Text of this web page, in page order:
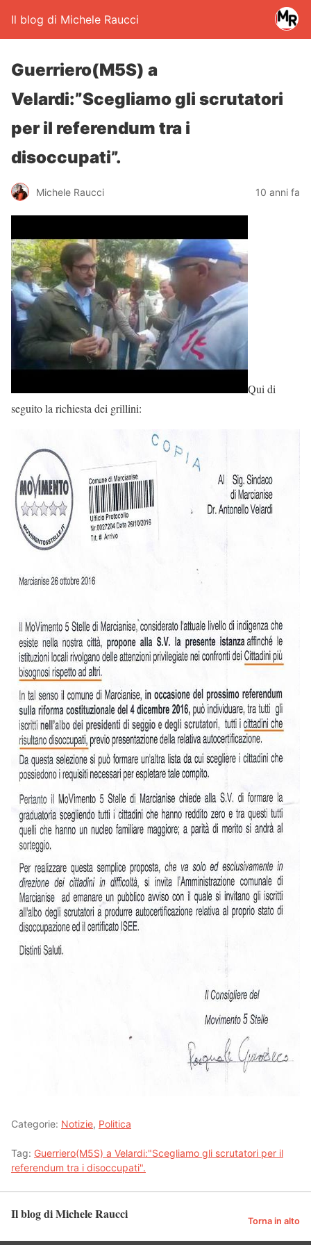
Il blog di Michele Raucci
Guerriero(M5S) a
Velardi:”Scegliamo gli scrutatori
per il referendum tra i
disoccupati”.
Michele Raucci 10 anni fa
Qui di
seguito la richiesta dei grillini:
Categorie: Notizie, Politica
Tag: Guerriero(M5S) a Velardi:"Scegliamo gli scrutatori per il
referendum tra i disoccupati".
Il blog di Michele Raucci Torna in alto